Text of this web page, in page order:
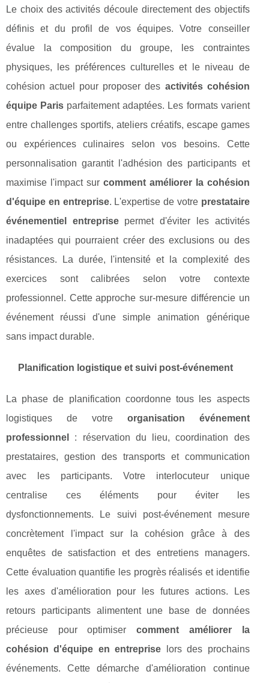
Le choix des activités découle directement des objectifs
définis et du profil de vos équipes. Votre conseiller
évalue la composition du groupe, les contraintes
physiques, les préférences culturelles et le niveau de
cohésion actuel pour proposer des activités cohésion
équipe Paris parfaitement adaptées. Les formats varient
entre challenges sportifs, ateliers créatifs, escape games
ou expériences culinaires selon vos besoins. Cette
personnalisation garantit l'adhésion des participants et
maximise l'impact sur comment améliorer la cohésion
d'équipe en entreprise. L'expertise de votre prestataire
événementiel entreprisepermet d'éviter les activités
inadaptées qui pourraient créer des exclusions ou des
résistances. La durée, l'intensité et la complexité des
exercices sont calibrées selon votre contexte
professionnel. Cette approche sur-mesure différencie un
événement réussi d'une simple animation générique
sans impact durable.
Planification logistique et suivi post-événement
La phase de planification coordonne tous les aspects
logistiques de votre organisation événement
professionnel
: réservation du lieu, coordination des
prestataires, gestion des transports et communication
avec les participants. Votre interlocuteur unique
centralise ces éléments pour éviter les
dysfonctionnements. Le suivi post-événement mesure
concrètement l'impact sur la cohésion grâce à des
enquêtes de satisfaction et des entretiens managers.
Cette évaluation quantifie les progrès réalisés et identifie
les axes d'amélioration pour les futures actions. Les
retours participants alimentent une base de données
précieuse pour optimisercomment améliorer la
cohésion d'équipe en entreprise lors des prochains
événements. Cette démarche d'amélioration continue